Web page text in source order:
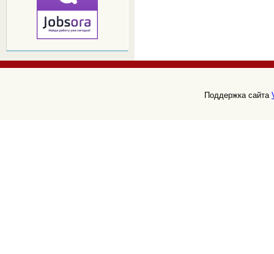
Поддержка сайта